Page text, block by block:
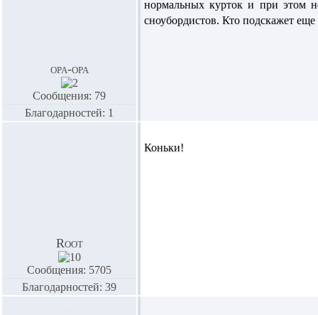
opa-opa
Сообщения: 79
Благодарностей: 1
нормальных курток и при этом
сноубордистов. Кто подскажет
Root
Сообщения: 5705
Благодарностей: 39
Коньки!